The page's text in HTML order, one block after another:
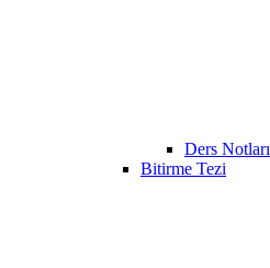
Ders Notları
Bitirme Tezi